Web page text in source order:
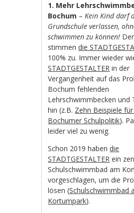
1. Mehr
Bochum –Kein Kind darf
Grundschule verlassen,
schwimmen zu können!
stimmendie
100% zu. Immer wieder
STADTGESTALTER in der
Vergangenheit auf das
Bochum fehlenden
Lehrschwimmbecken und
hin (z.B. Zehn Beispiele
Bochumer Schulpolitik).
leider viel zu wenig.
Schon 2019 habendie
STADTGESTALTER ein
Schulschwimmbad am
vorgeschlagen, um die
lösen (Schulschwimmbad
Kortumpark).